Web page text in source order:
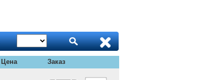
Цена Заказ